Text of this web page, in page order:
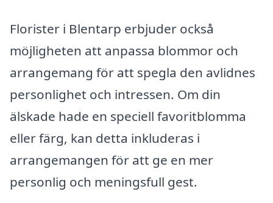
Florister i Blentarp erbjuder också
möjligheten att anpassa blommor och
arrangemang för att spegla den avlidnes
personlighet och intressen. Om din
älskade hade en speciell favoritblomma
eller färg, kan detta inkluderas i
arrangemangen för att ge en mer
personlig och meningsfull gest.